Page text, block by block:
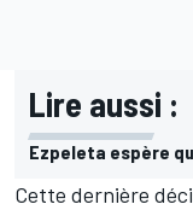
Lire aussi :
Ezpeleta espère
Cette dernière